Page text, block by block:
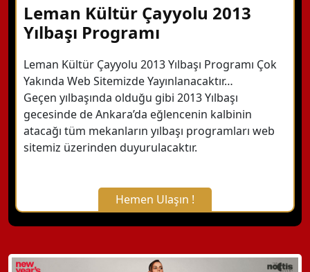
Leman Kültür Çayyolu 2013
Yılbaşı Programı
Leman Kültür Çayyolu 2013 Yılbaşı Programı Çok
Yakında Web Sitemizde Yayınlanacaktır…
Geçen yılbaşında olduğu gibi 2013 Yılbaşı
gecesinde de Ankara’da eğlencenin kalbinin
atacağı tüm mekanların yılbaşı programları web
sitemiz üzerinden duyurulacaktır.
Hemen Ulaşın !
X Kapat
WhatsApp ile Bilgi Alın